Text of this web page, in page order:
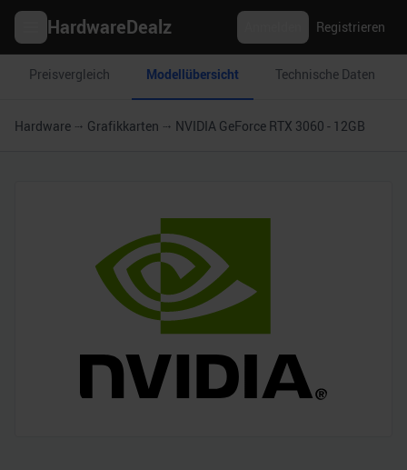
HardwareDealz Registrieren
Preisvergleich Modellübersicht Technische Daten
Hardware Grafikkarten NVIDIA GeForce RTX 3060 - 12GB